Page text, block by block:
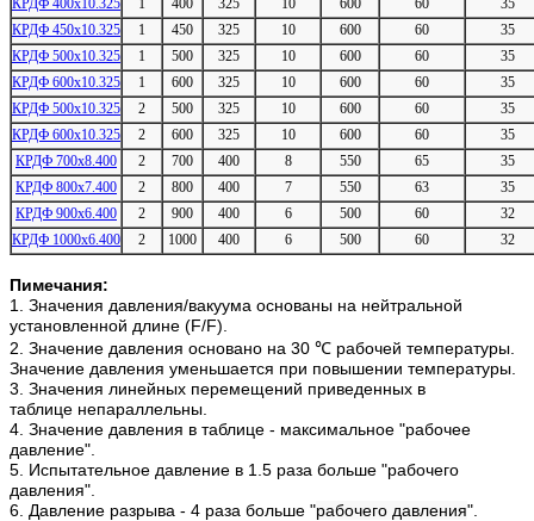
КРДФ 450х10.325
1 450 325 10 600 60
35
КРДФ 500х10.325
1 500 325 10 600 60
35
КРДФ 600х10.325
1 600 325 10 600 60
35
КРДФ 500х10.325
2 500 325 10 600 60
35
КРДФ 600х10.325
2 600 325 10 600 60
35
КРДФ 700х8.400
2 700 400 8 550 65
35
КРДФ 800х7.400
2 800 400 7 550 63
35
КРДФ 900х6.400
2 900 400 6 500 60
32
КРДФ 1000х6.400
2 1000 400 6 500 60 32
Пимечания:
1. Значения давления/вакуума основаны на нейтральной
установленной длине (F/F).
2. Значение давления основано на 30 ℃ рабочей температуры.
Значение давления уменьшается при повышении температуры.
3. Значения линейных перемещений приведенных в
таблице непараллельны.
4. Значение давления в таблице - максимальное "рабочее
давление".
5. Испытательное давление в 1.5 раза больше "рабочего
давления".
6. Давление разрыва - 4 раза больше "рабочего давления".